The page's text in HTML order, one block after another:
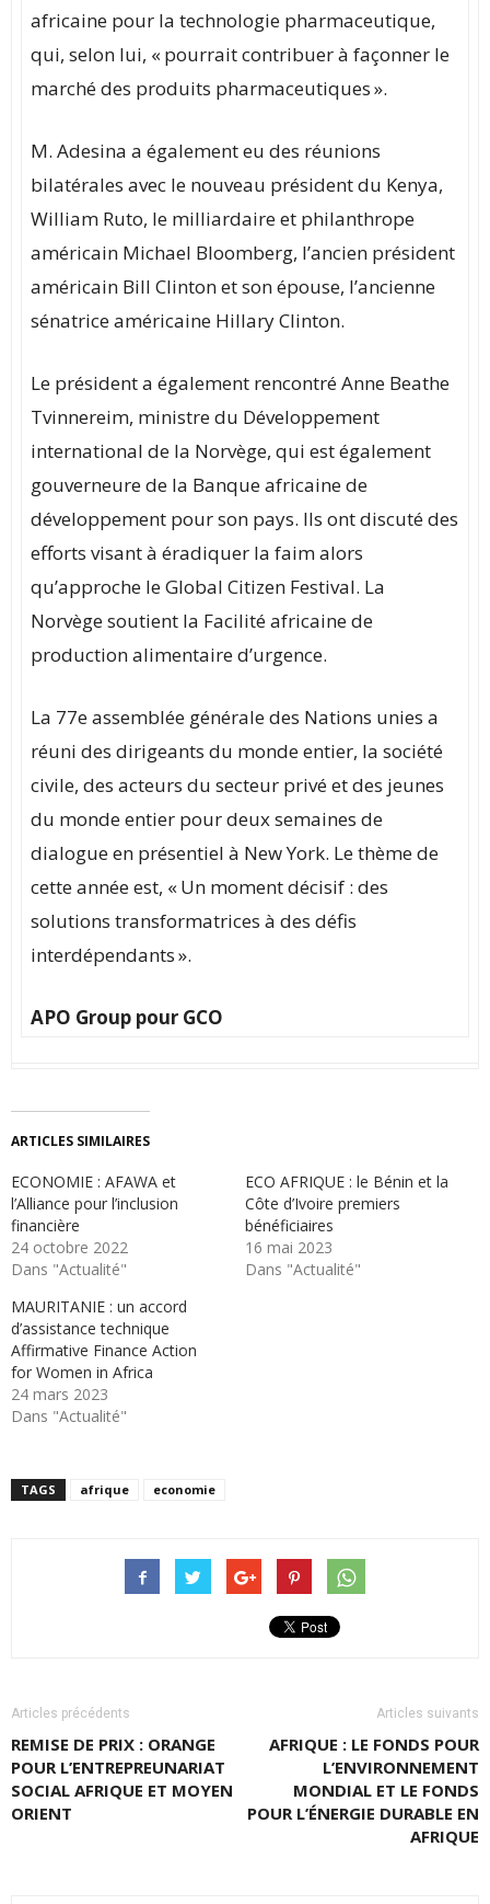
africaine pour la technologie pharmaceutique,
qui, selon lui, « pourrait contribuer à façonner le
marché des produits pharmaceutiques ».
M. Adesina a également eu des réunions
bilatérales avec le nouveau président du Kenya,
William Ruto, le milliardaire et philanthrope
américain Michael Bloomberg, l’ancien président
américain Bill Clinton et son épouse, l’ancienne
sénatrice américaine Hillary Clinton.
Le président a également rencontré Anne Beathe
Tvinnereim, ministre du Développement
international de la Norvège, qui est également
gouverneure de la Banque africaine de
développement pour son pays. Ils ont discuté des
efforts visant à éradiquer la faim alors
qu’approche le Global Citizen Festival. La
Norvège soutient la Facilité africaine de
production alimentaire d’urgence.
La 77e assemblée générale des Nations unies a
réuni des dirigeants du monde entier, la société
civile, des acteurs du secteur privé et des jeunes
du monde entier pour deux semaines de
dialogue en présentiel à New York. Le thème de
cette année est, « Un moment décisif : des
solutions transformatrices à des défis
interdépendants ».
APO Group pour GCO
ARTICLES SIMILAIRES
ECONOMIE : AFAWA et
l’Alliance pour l’inclusion
financière
24 octobre 2022
Dans "Actualité"
ECO AFRIQUE : le Bénin et la
Côte d’Ivoire premiers
bénéficiaires
16 mai 2023
Dans "Actualité"
MAURITANIE : un accord
d’assistance technique
Affirmative Finance Action
for Women in Africa
24 mars 2023
Dans "Actualité"
TAGS afrique economie
Articles précédents
REMISE DE PRIX : ORANGE
POUR L’ENTREPREUNARIAT
SOCIAL AFRIQUE ET MOYEN
ORIENT
Articles suivants
AFRIQUE : LE FONDS POUR
L’ENVIRONNEMENT
MONDIAL ET LE FONDS
POUR L’ÉNERGIE DURABLE EN
AFRIQUE